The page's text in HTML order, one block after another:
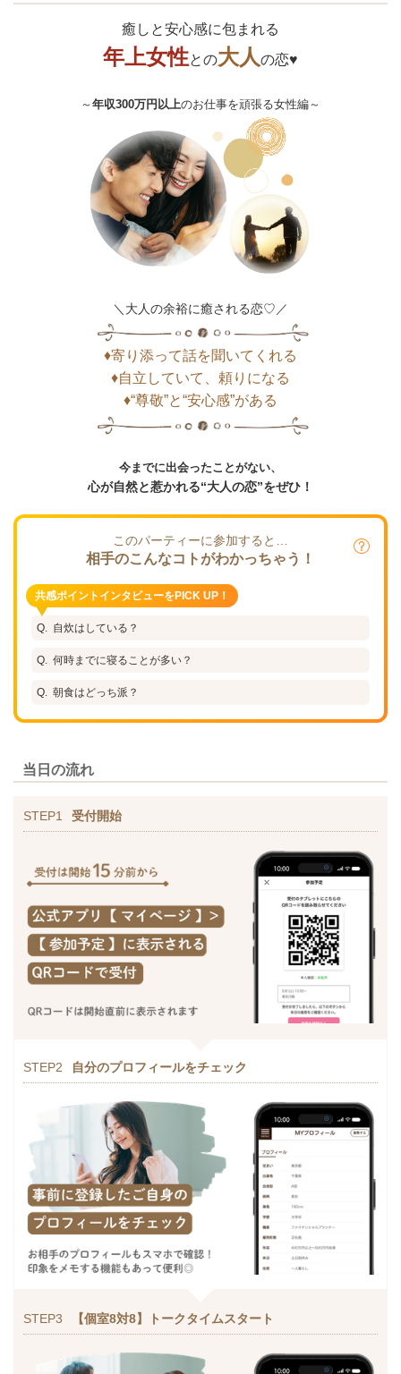
癒しと安心感に包まれる
年上女性との大人の恋♥
～ 年収300万円以上のお仕事を頑張る女性編～
＼大人の余裕に癒される恋♡／
♦寄り添って話を聞いてくれる
♦自立していて、頼りになる
♦“尊敬”と“安心感”がある
今までに出会ったことがない、
心が自然と惹かれる“大人の恋”をぜひ！
このパーティーに参加すると…
相手のこんなコトがわかっちゃう！
共感ポイントインタビューをPICK UP！
自炊はしている？
何時までに寝ることが多い？
朝食はどっち派？
当日の流れ
STEP1 受付開始
STEP2 自分のプロフィールをチェック
STEP3 【個室8対8】トークタイムスタート